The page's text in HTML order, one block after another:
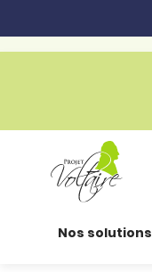
Nos solutions